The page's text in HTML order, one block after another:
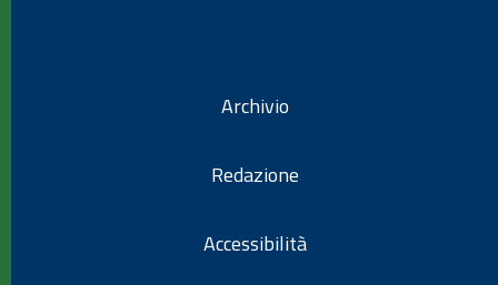
Archivio
Redazione
Accessibilità